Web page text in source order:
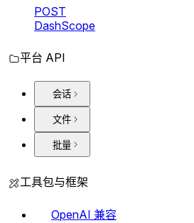
POST
DashScope
平台 API
会话
文件
批量
工具包与框架
OpenAI 兼容